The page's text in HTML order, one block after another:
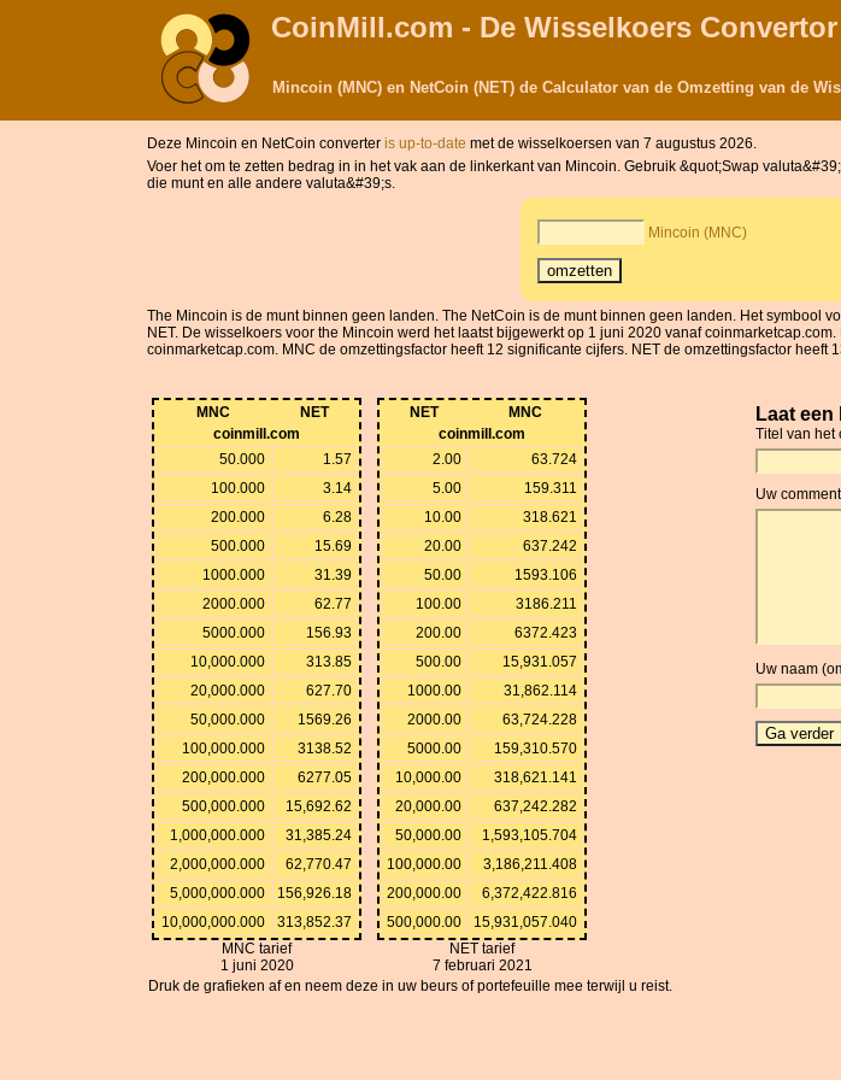
CoinMill.com - De Wisselkoers Convertor
Mincoin (MNC) en NetCoin (NET) de Calculator van de Omzetting van de
Deze Mincoin en NetCoin converter is up-to-date met de wisselkoersen van 7 augustus 2026.
Voer het om te zetten bedrag in in het vak aan de linkerkant van Mincoin. Gebruik &quot;Swap
die munt en alle andere valuta&#39;s.
Mincoin (MNC)
The Mincoin is de munt binnen geen landen. The NetCoin is de munt binnen geen landen. Het symbool
NET. De wisselkoers voor the Mincoin werd het laatst bijgewerkt op 1 juni 2020 vanaf
coinmarketcap.com. MNC de omzettingsfactor heeft 12 significante cijfers. NET de omzettingsfactor heeft
MNC
NET
coinmill.com
50.000
1.57
100.000
3.14
200.000
6.28
500.000
15.69
1000.000
31.39
2000.000
62.77
5000.000
156.93
10,000.000
313.85
20,000.000
627.70
50,000.000
1569.26
100,000.000
3138.52
200,000.000
6277.05
500,000.000
15,692.62
1,000,000.000
31,385.24
2,000,000.000
62,770.47
5,000,000.000
156,926.18
10,000,000.000
313,852.37
MNC tarief
1 juni 2020
NET
MNC
coinmill.com
2.00
63.724
5.00
159.311
10.00
318.621
20.00
637.242
50.00
1593.106
100.00
3186.211
200.00
6372.423
500.00
15,931.057
1000.00
31,862.114
2000.00
63,724.228
5000.00
159,310.570
10,000.00
318,621.141
20,000.00
637,242.282
50,000.00
1,593,105.704
100,000.00
3,186,211.408
200,000.00
6,372,422.816
500,000.00
15,931,057.040
NET tarief
7 februari 2021
Druk de grafieken af en neem deze in uw beurs of portefeuille mee terwijl u reist.
Laat
Titel van het
Uw
Uw naam